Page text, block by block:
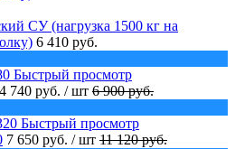
СУ (нагрузка 1500 кг на
6 410 руб.
Быстрый просмотр
4 740 руб. / шт 6 900 руб.
Быстрый просмотр
7 650 руб. / шт 11 120 руб.